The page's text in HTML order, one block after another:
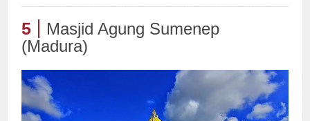
5
Masjid Agung Sumenep
(Madura)